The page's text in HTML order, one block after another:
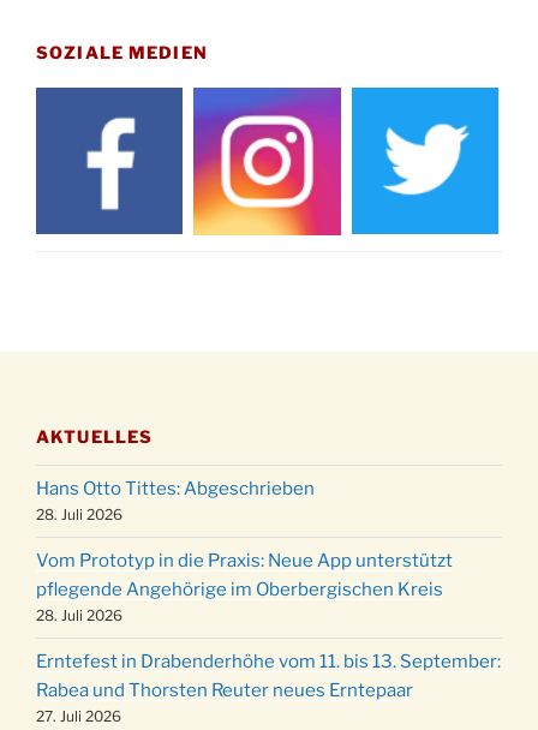
Drabenderhöhe um 11:15 Uhr
21.11.
Basar im Ev. Gemeindehaus von 14-16:30 Uhr
Katharinenball des Honterus Chors im
Stadtteilhaus um 19:00 Uhr
Kinderbibeltag im Ev. Gemeindehaus von 10-
12 Uhr
Stadtteilhaus um 19:00 Uhr
11.12.
Puer-Natus weihnachtliches Brauchtum am
Robert-Gassner-Hof um 17:00 Uhr
19.12.
Kinderbibeltag im Ev. Gemeindehaus von 10-
12 Uhr
20.12.
Weihnachts-Konzert des Honterus Chors in
der Kirche um 17:00 Uhr
24.12.
Familiengottesdienst mit Krippenspiel im Ev.
Gemeindehaus um 15:00 Uhr
24.12. Familiengottesdienst in der FeG um 16 Uhr
SOZIALE MEDIEN
AKTUELLES
Hans Otto Tittes: Abgeschrieben
28. Juli 2026
Vom Prototyp in die Praxis: Neue App unterstützt
pflegende Angehörige im Oberbergischen Kreis
28. Juli 2026
Erntefest in Drabenderhöhe vom 11. bis 13. September:
Rabea und Thorsten Reuter neues Erntepaar
27. Juli 2026